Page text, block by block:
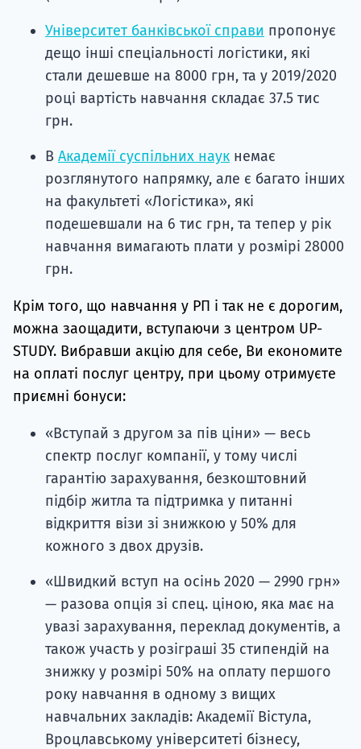
Університет банківської справи пропонує
дещо інші спеціальності логістики, які
стали дешевше на 8000 грн, та у 2019/2020
році вартість навчання складає 37.5 тис
грн.
В Академії суспільних наук немає
розглянутого напрямку, але є багато інших
на факультеті «Логістика», які
подешевшали на 6 тис грн, та тепер у рік
навчання вимагають плати у розмірі 28000
грн.
Крім того, що навчання у РП і так не є дорогим,
можна заощадити, вступаючи з центром UP-
STUDY. Вибравши акцію для себе, Ви економите
на оплаті послуг центру, при цьому отримуєте
приємні бонуси:
«Вступай з другом за пів ціни» — весь
спектр послуг компанії, у тому числі
гарантію зарахування, безкоштовний
підбір житла та підтримка у питанні
відкриття візи зі знижкою у 50% для
кожного з двох друзів.
«Швидкий вступ на осінь 2020 — 2990 грн»
— разова опція зі спец. ціною, яка має на
увазі зарахування, переклад документів, а
також участь у розіграші 35 стипендій на
знижку у розмірі 50% на оплату першого
року навчання в одному з вищих
навчальних закладів: Академії Вістула,
Вроцлавському університеті бізнесу,